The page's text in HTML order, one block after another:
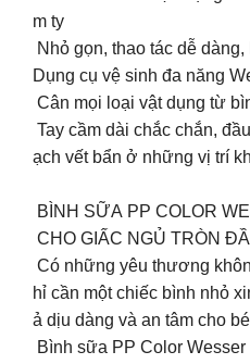
m ty
Nhỏ gọn, thao tác dễ
Dụng cụ vệ sinh đa năng
Cân mọi loại vật dụng từ
Tay cầm dài chắc chắn,
ạch vết bẩn ở những vị trí
BÌNH SỮA PP COLOR
CHO GIẤC NGỦ TRÒN
Có những yêu thương
hỉ cần một chiếc bình nhỏ
ả dịu dàng và an tâm cho
Bình sữa PP Color